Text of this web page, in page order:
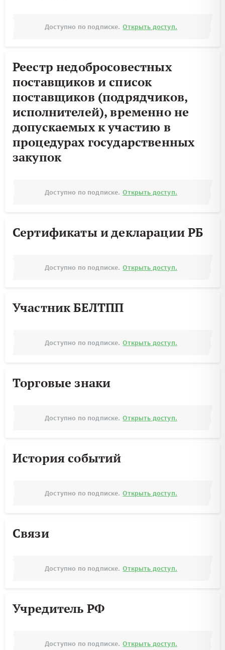
Доступно по подписке. Открыть доступ.
Реестр недобросовестных
поставщиков и список
поставщиков (подрядчиков,
исполнителей), временно не
допускаемых к участию в
процедурах государственных
закупок
Доступно по подписке. Открыть доступ.
Сертификаты и декларации РБ
Доступно по подписке. Открыть доступ.
Участник БЕЛТПП
Доступно по подписке. Открыть доступ.
Торговые знаки
Доступно по подписке. Открыть доступ.
История событий
Доступно по подписке. Открыть доступ.
Связи
Доступно по подписке. Открыть доступ.
Учредитель РФ
Доступно по подписке. Открыть доступ.